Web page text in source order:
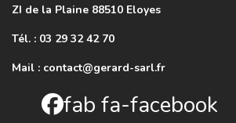
ZI de la Plaine 88510 Eloyes
Tél. : 03 29 32 42 70
Mail : contact@gerard-sarl.fr
fab fa-facebook